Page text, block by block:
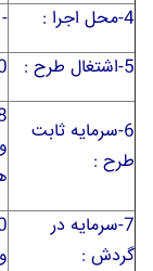
4-محل اجرا :
-
5-اشتغال طرح :
6-سرمايه ثابت
طرح :
7-سرمايه در
گردش :